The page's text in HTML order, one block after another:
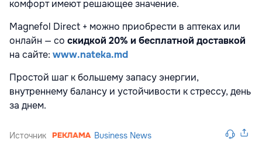
комфорт имеют решающее значение.
Magnefol Direct + можно приобрести в аптеках или
онлайн — со скидкой 20% и бесплатной доставкой
на сайте: www.nateka.md
Простой шаг к большему запасу энергии,
внутреннему балансу и устойчивости к стрессу, день
за днем.
Источник Business News